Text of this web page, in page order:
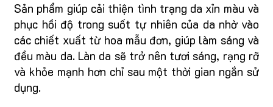
Sản phẩm giúp cải thiện tình trạng da xỉn màu và
phục hồi độ trong suốt tự nhiên của da nhờ vào
các chiết xuất từ hoa mẫu đơn, giúp làm sáng và
đều màu da. Làn da sẽ trở nên tươi sáng, rạng rỡ
và khỏe mạnh hơn chỉ sau một thời gian ngắn sử
dụng.